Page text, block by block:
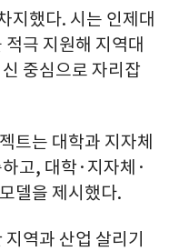
지했다. 시는 인제대
극 지원해 지역대
중심으로 자리잡
트는 대학과 지자체
고, 대학·지자체·
델을 제시했다.
역과 산업 살리기